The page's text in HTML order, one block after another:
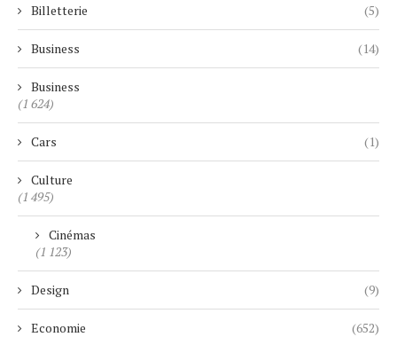
Billetterie (5)
Business (14)
Business
(1 624)
Cars (1)
Culture
(1 495)
Cinémas
(1 123)
Design (9)
Economie (652)